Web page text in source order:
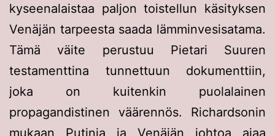
kyseenalaistaa paljon toistellun käsityksen
Venäjän tarpeesta saada lämminvesisatama.
Tämä väite perustuu Pietari Suuren
testamenttina tunnettuun dokumenttiin,
joka on kuitenkin puolalainen
propagandistinen väärennös. Richardsonin
mukaan Putinia ja Venäjän johtoa ajaa